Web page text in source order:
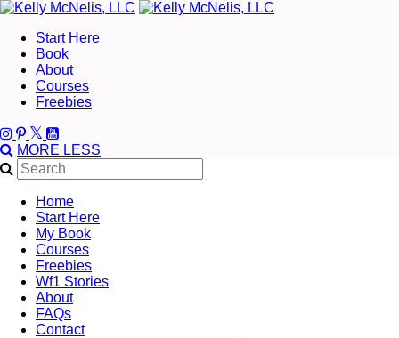
Start Here
Book
About
Courses
Freebies
MORE LESS
Home
Start Here
My Book
Courses
Freebies
Wf1 Stories
About
FAQs
Contact